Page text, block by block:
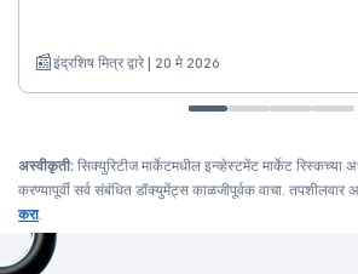
इंद्रशिष मित्र द्वारे | 20 मे 2026
अस्वीकृती: सिक्युरिटीज मार्केटमधील इन्व्हेस्टमेंट मार्केट
करण्यापूर्वी सर्व संबंधित डॉक्युमेंट्स काळजीपूर्वक वाचा.
करा.